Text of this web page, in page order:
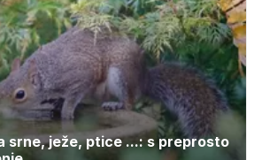
srne, ježe, ptice ...: s preprosto